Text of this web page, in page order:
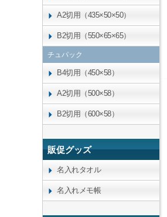
A2切用（435×50×50）
B2切用（550×65×65）
チュパック
B4切用（450×58）
A2切用（500×58）
B2切用（600×58）
販促グッズ
名入れタオル
名入れメモ帳